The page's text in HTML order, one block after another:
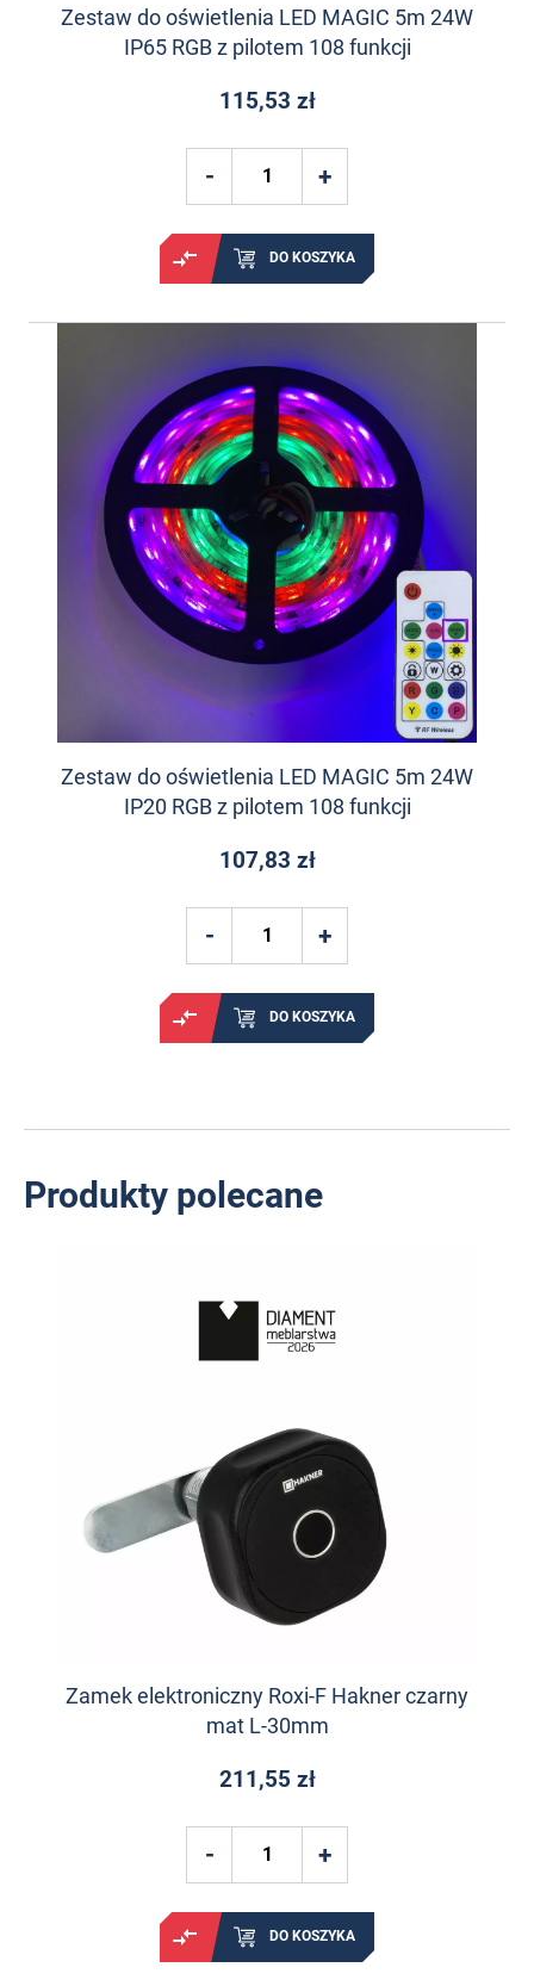
Zestaw do oświetlenia LED MAGIC 5m 24W
IP65 RGB z pilotem 108 funkcji
115,53 zł
DO KOSZYKA
Zestaw do oświetlenia LED MAGIC 5m 24W
IP20 RGB z pilotem 108 funkcji
107,83 zł
DO KOSZYKA
Produkty polecane
Zamek elektroniczny Roxi-F Hakner czarny
mat L-30mm
211,55 zł
DO KOSZYKA